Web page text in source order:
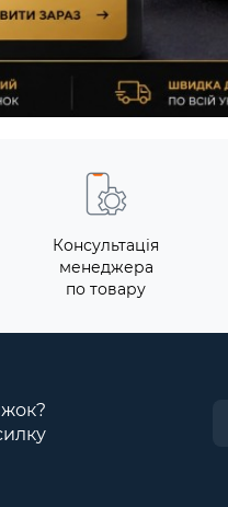
Консультація
менеджера
по товару